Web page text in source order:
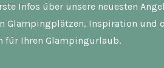
Infos über unsere neuesten
Glampingplätzen, Inspiration und
für Ihren Glampingurlaub.